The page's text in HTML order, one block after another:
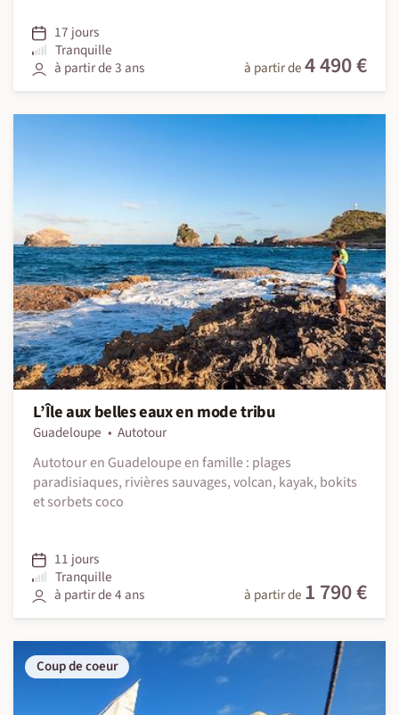
17 jours
Tranquille
à partir de 3 ans
à partir de4 490 €
L’Île aux belles eaux en mode tribu
Guadeloupe
Autotour
Autotour en Guadeloupe en famille : plages
paradisiaques, rivières sauvages, volcan, kayak, bokits
et sorbets coco
11 jours
Tranquille
à partir de 4 ans
à partir de 1 790 €
Coup de coeur